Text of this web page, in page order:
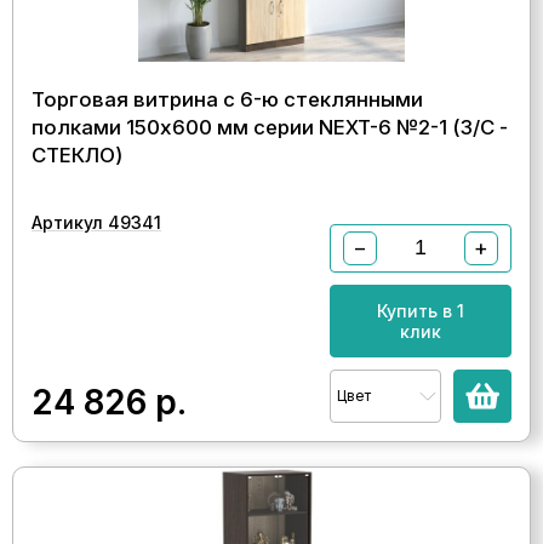
Торговая витрина с 6-ю стеклянными
полками 150x600 мм серии NEXT-6 №2-1 (З/C -
СТЕКЛО)
Артикул 49341
24 826 р.
− +
Купить в 1
клик
Цвет